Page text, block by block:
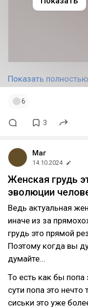
Показать полностью
6
3
Маг
14.10.2024
Женская грудь
эволюции
Ведь актуальная
иначе из за
грудь это прямой
Поэтому когда вы
думайте...
То есть как бы попа
сути попа это
сиськи это уже